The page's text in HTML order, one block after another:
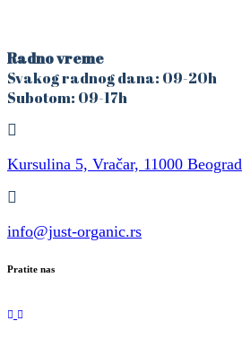
Radno vreme
Svakog radnog dana: 09-20h
Subotom: 09-17h
Kursulina 5, Vračar, 11000 Beograd
info@just-organic.rs
Pratite nas